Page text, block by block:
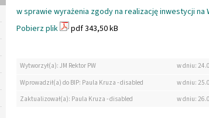
w sprawie wyrażenia zgody na realizację inwestycji na
Pobierz plik
pdf 343,50 kB
Wytworzył(a): JM Rektor PW
w dniu:
Wprowadził(a) do BIP: Paula Kruza - disabled
w dniu:
Zaktualizował(a): Paula Kruza - disabled
w dniu: